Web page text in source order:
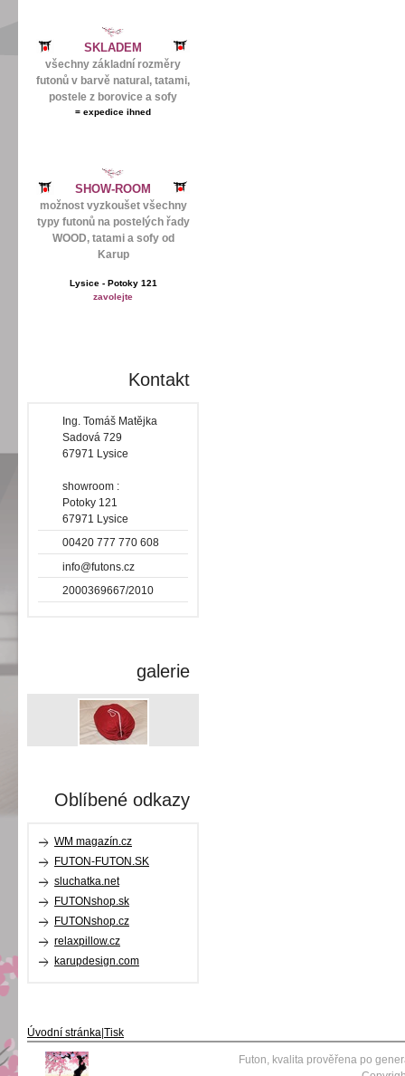
SKLADEM
všechny základní rozměry
futonů v barvě natural, tatami,
postele z borovice a sofy
= expedice ihned
SHOW-ROOM
možnost vyzkoušet všechny
typy futonů na postelých řady
WOOD, tatami a sofy od
Karup
Lysice - Potoky 121
zavolejte
Kontakt
Ing. Tomáš Matějka
Sadová 729
67971 Lysice
showroom :
Potoky 121
67971 Lysice
00420 777 770 608
info@futons.cz
2000369667/2010
galerie
Oblíbené odkazy
WM magazín.cz
FUTON-FUTON.SK
sluchatka.net
FUTONshop.sk
FUTONshop.cz
relaxpillow.cz
karupdesign.com
Úvodní stránka|Tisk
Futon, kvalita prověřena po